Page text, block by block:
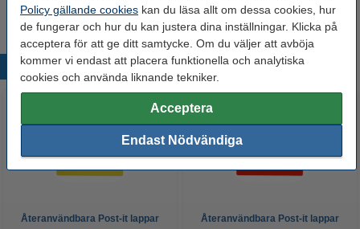
Policy gällande cookies kan du läsa allt om dessa cookies, hur
de fungerar och hur du kan justera dina inställningar. Klicka på
acceptera för att ge ditt samtycke. Om du väljer att avböja
kommer vi endast att placera funktionella och analytiska
cookies och använda liknande tekniker.
Acceptera
Endast Nödvändiga
Populära produkter
Återanvändbara Post-it lappar
Återanvändbara Post-it lappar